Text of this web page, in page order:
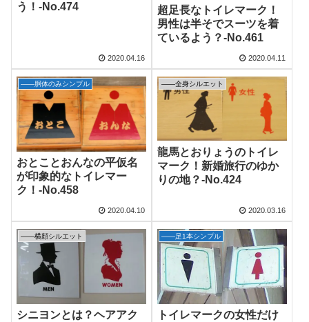
う！‐No.474
2020.04.16
超足長なトイレマーク！
男性は半そでスーツを着
ているよう？‐No.461
2020.04.11
――胴体のみシンプル
おとことおんなの平仮名
が印象的なトイレマー
ク！‐No.458
2020.04.10
――全身シルエット
龍馬とおりょうのトイレ
マーク！新婚旅行のゆか
りの地？-No.424
2020.03.16
――横顔シルエット
シニヨンとは？ヘアアク
――足1本シンプル
トイレマークの女性だけ